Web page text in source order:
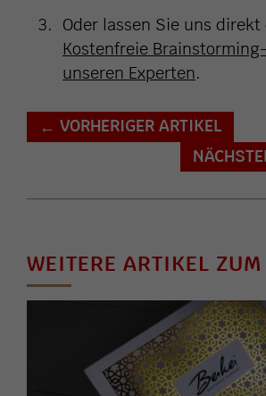
Oder lassen Sie uns direkt
Kostenfreie
unseren Experten.
← VORHERIGER ARTIKEL
WEITERE ARTIKEL